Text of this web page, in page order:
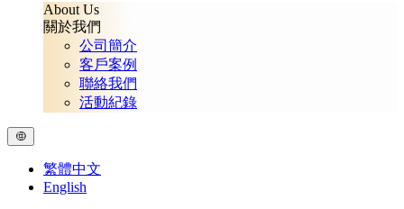
About Us
關於我們
公司簡介
客戶案例
聯絡我們
活動紀錄
繁體中文
English